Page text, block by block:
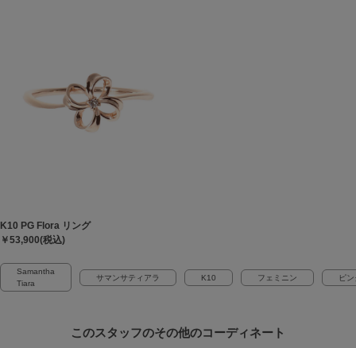
K10 PG Flora リング
￥53,900(税込)
Samantha
Tiara
サマンサティアラ K10 フェミニン ピ
このスタッフのその他のコーディネート